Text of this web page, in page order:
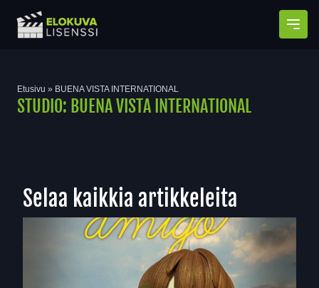
Etusivu » BUENA VISTA INTERNATIONAL
STUDIO: BUENA VISTA INTERNATIONAL
Selaa kaikkia artikkeleita